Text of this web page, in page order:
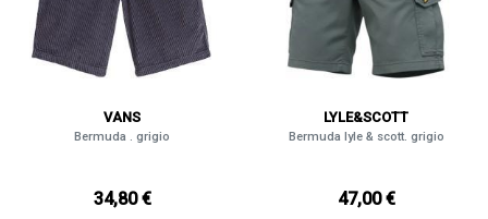
VANS
Bermuda . grigio
34,80 €
LYLE&SCOTT
Bermuda lyle & scott. grigio
47,00 €